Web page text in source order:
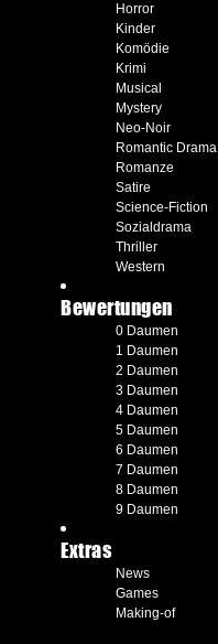
Horror
Kinder
Komödie
Krimi
Musical
Mystery
Neo-Noir
Romantic Drama
Romanze
Satire
Science-Fiction
Sozialdrama
Thriller
Western
Bewertungen
0 Daumen
1 Daumen
2 Daumen
3 Daumen
4 Daumen
5 Daumen
6 Daumen
7 Daumen
8 Daumen
9 Daumen
Extras
News
Games
Making-of